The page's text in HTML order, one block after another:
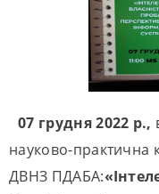
07 грудня 2022 р.,
науково-практична
ДВНЗ ПДАБА: